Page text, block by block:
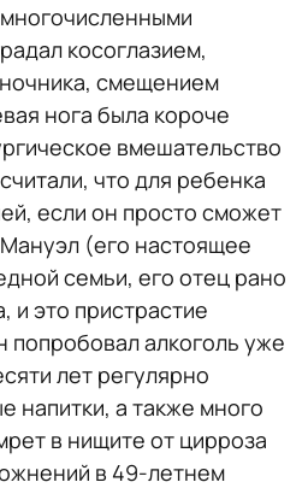
косоглазием,
смещением
нога была короче
вмешательство
что для ребенка
если он просто сможет
(его настоящее
семьи, его отец рано
и это пристрастие
попробовал алкоголь уже
лет регулярно
напитки, а также много
в нищите от цирроза
в 49-летнем